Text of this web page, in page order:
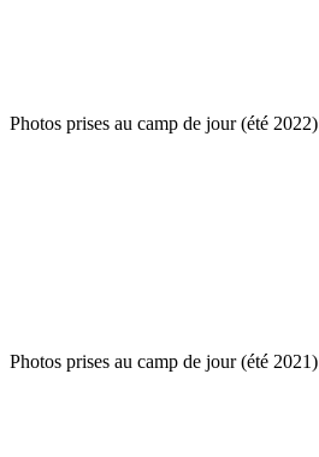
Photos prises au camp de jour (été 2022)
Photos prises au camp de jour (été 2021)